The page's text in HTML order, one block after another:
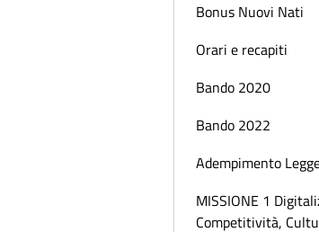
Bonus Nuovi Nati
Orari e recapiti
Bando 2020
Bando 2022
Adempimento
MISSIONE 1
Competitività,